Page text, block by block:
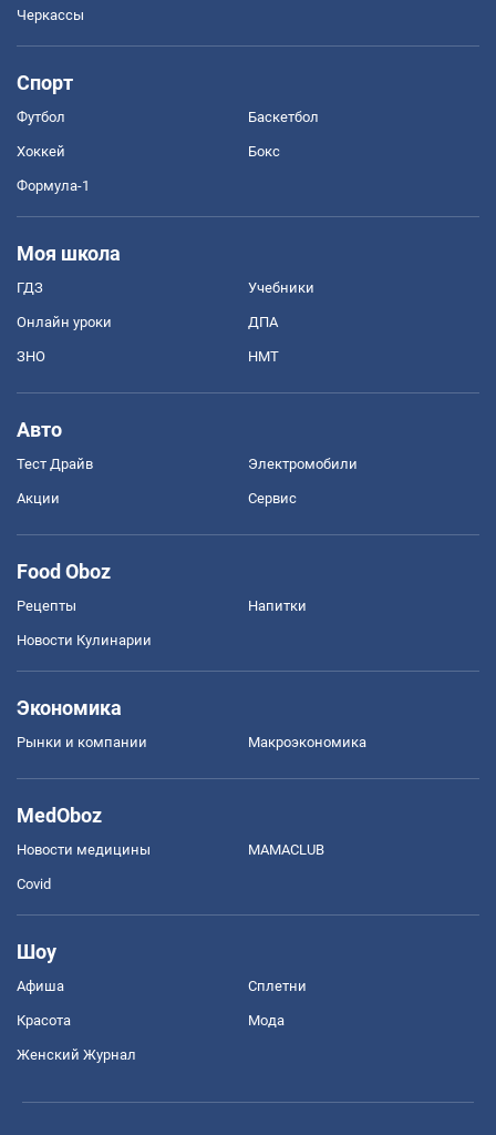
Черкассы
Спорт
Футбол Баскетбол
Хоккей Бокс
Формула-1
Моя школа
ГДЗ Учебники
Онлайн уроки ДПА
ЗНО НМТ
Авто
Тест Драйв Электромобили
Акции Сервис
Food Oboz
Рецепты Напитки
Новости Кулинарии
Экономика
Рынки и компании Mакроэкономика
MedOboz
Новости медицины MAMACLUB
Covid
Шоу
Афиша Сплетни
Красота Мода
Женский Журнал